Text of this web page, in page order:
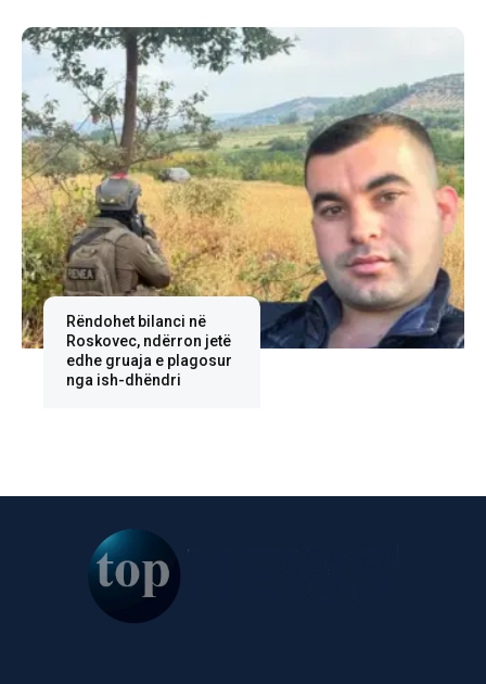
Rëndohet bilanci në
Roskovec, ndërron jetë
edhe gruaja e plagosur
nga ish-dhëndri